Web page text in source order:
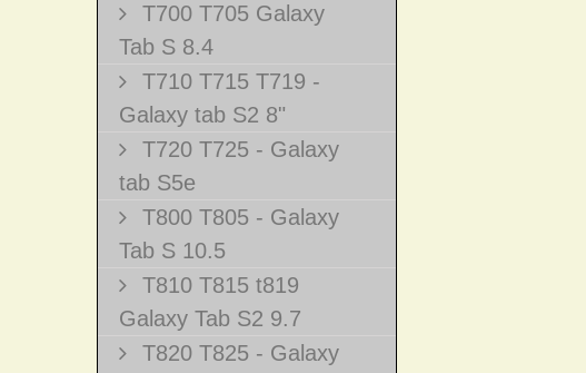
T700 T705 Galaxy
Tab S 8.4
T710 T715 T719 -
Galaxy tab S2 8"
T720 T725 - Galaxy
tab S5e
T800 T805 - Galaxy
Tab S 10.5
T810 T815 t819
Galaxy Tab S2 9.7
T820 T825 - Galaxy